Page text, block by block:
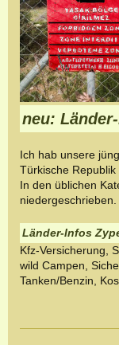
neu:
Ich hab unsere
Türkische Republik
In den üblichen
niedergeschrieben.
Länder-Infos
Kfz-Versicherung,
wild Campen,
Tanken/Benzin,